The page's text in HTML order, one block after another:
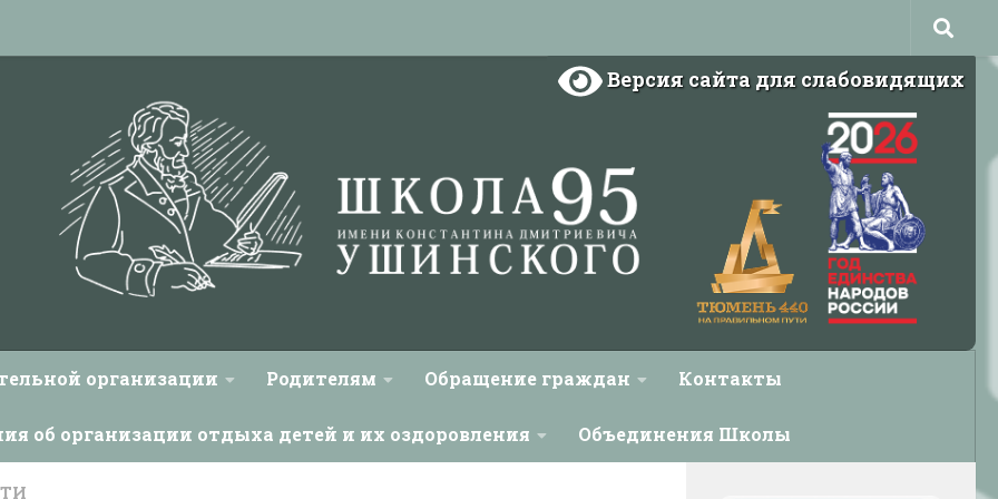
Версия сайта для слабовидящих
организации Родителям Обращение граждан Контакты
об организации отдыха детей и их оздоровления Объединения Школы